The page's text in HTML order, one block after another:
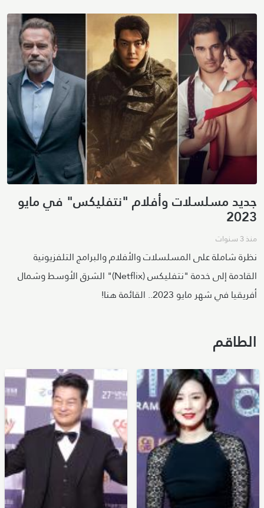
جديد مسلسلات وأفلام "نتفليكس" في مايو
2023
منذ 3 سنوات
نظرة شاملة على المسلسلات والأفلام والبرامج التلفزيونية
القادمة إلى خدمة "نتفليكس (Netflix)" الشرق الأوسط وشمال
أفريقيا في شهر مايو 2023.. القائمة هنا!
الطاقم